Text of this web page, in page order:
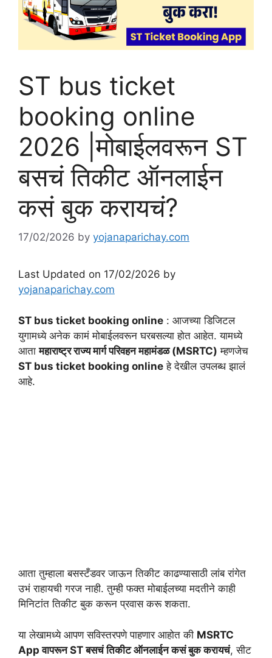
ST bus ticket
booking online
2026 |मोबाईलवरून ST
बसचं तिकीट ऑनलाईन
कसं बुक करायचं?
17/02/2026 by yojanaparichay.com
Last Updated on 17/02/2026 by
yojanaparichay.com
ST bus ticket booking online : आजच्या डिजिटल
युगामध्ये अनेक कामं मोबाईलवरून घरबसल्या होत आहेत. यामध्ये
आतामहाराष्ट्र राज्य मार्ग परिवहन महामंडळ (MSRTC) म्हणजेच
ST bus ticket booking online हे देखील उपलब्ध झालं
आहे.
आता तुम्हाला बसस्टँडवर जाऊन तिकीट काढण्यासाठी लांब रांगेत
उभं राहायची गरज नाही. तुम्ही फक्त मोबाईलच्या मदतीने काही
मिनिटांत तिकीट बुक करून प्रवास करू शकता.
या लेखामध्ये आपण सविस्तरपणे पाहणार आहोत की MSRTC
App वापरून ST बसचं तिकीट ऑनलाईन कसं बुक करायचं, सीट